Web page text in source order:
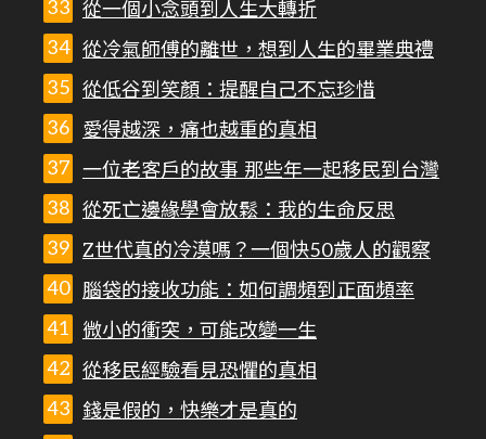
從一個小念頭到人生大轉折
從冷氣師傅的離世，想到人生的畢業典禮
從低谷到笑顏：提醒自己不忘珍惜
愛得越深，痛也越重的真相
一位老客戶的故事 那些年一起移民到台灣
從死亡邊緣學會放鬆：我的生命反思
Z世代真的冷漠嗎？一個快50歲人的觀察
腦袋的接收功能：如何調頻到正面頻率
微小的衝突，可能改變一生
從移民經驗看見恐懼的真相
錢是假的，快樂才是真的